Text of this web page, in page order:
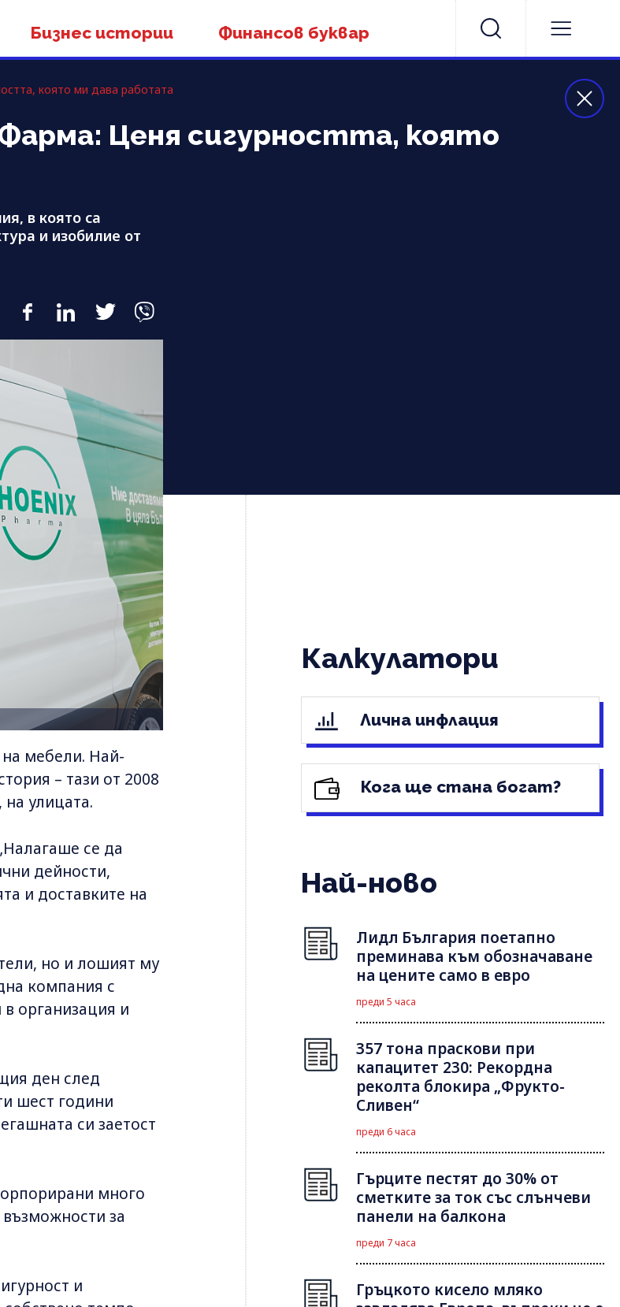
Бизнес истории Финансов буквар
която ми дава работата
Ценя сигурността, която
в която са
и изобилие от
мебели. Най-
– тази от 2008
на улицата.
се да
дейности,
и доставките на
но и лошият му
компания с
организация и
ден след
шест години
си заетост
много
за
и
Калкулатори
Лична инфлация
Кога ще стана богат?
Най-ново
Лидл България поетапно
преминава към обозначаване
на цените само в евро
преди 5 часа
357 тона праскови при
капацитет 230: Рекордна
реколта блокира „Фрукто-
Сливен“
преди 6 часа
Гърците пестят до 30% от
сметките за ток със слънчеви
панели на балкона
преди 7 часа
Гръцкото кисело мляко